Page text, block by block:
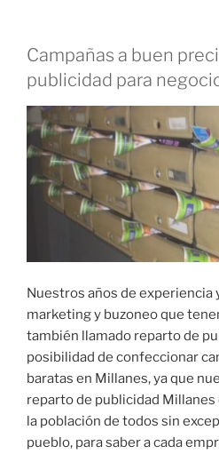
Campañas a buen
publicidad para
Nuestros años de experiencia
marketing y buzoneo que
también llamado reparto de
posibilidad de confeccionar
baratas en Millanes, ya que
reparto de publicidad
la población de todos sin
pueblo, para saber a cada